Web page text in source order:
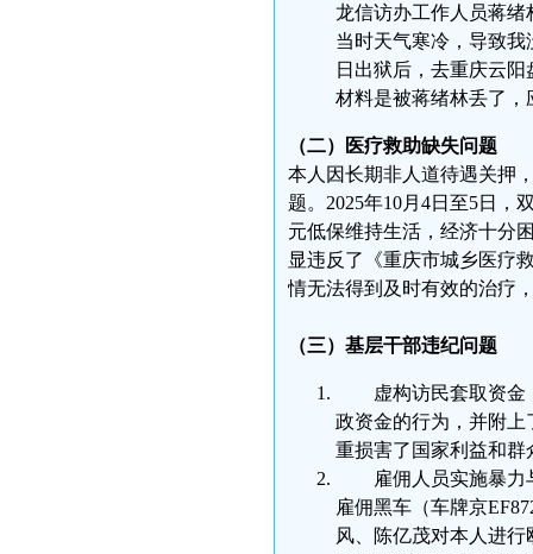
龙信访办工作人员蒋
当时天气寒冷，导致我
日出狱后，去重庆云阳
材料是被蒋绪林丢了
（二）医疗救助缺失问题
本人因长期非人道待遇关押
题。2025年10月4日至5日，
元低保维持生活，经济十分
显违反了《重庆市城乡医疗
情无法得到及时有效的治疗
（三）基层干部违纪问题
虚构访民套取资
政资金的行为，并附上
重损害了国家利益和
雇佣人员实施暴
雇佣黑车（车牌京
风、陈亿茂对本人进